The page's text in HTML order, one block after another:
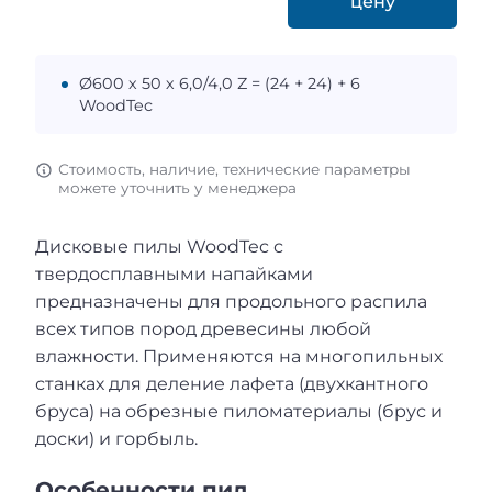
Ø600 х 50 х 6,0/4,0 Z = (24 + 24) + 6
WoodTec
Стоимость, наличие, технические параметры
можете уточнить у менеджера
Дисковые пилы WoodTec с
твердосплавными напайками
предназначены для продольного распила
всех типов пород древесины любой
влажности. Применяются на многопильных
станках для деление лафета (двухкантного
бруса) на обрезные пиломатериалы (брус и
доски) и горбыль.